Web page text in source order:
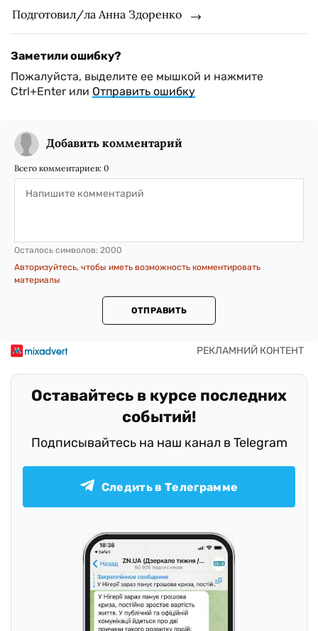
Подготовил/ла Анна Здоренко
Заметили ошибку?
Пожалуйста, выделите ее мышкой и нажмите
Ctrl+Enter или Отправить ошибку
Добавить комментарий
Всего комментариев: 0
Осталось символов: 2000
Авторизуйтесь, чтобы иметь возможность комментировать
материалы
ОТПРАВИТЬ
Оставайтесь в курсе последних
событий!
Подписывайтесь на наш канал в Telegram
Следить в Телеграмме